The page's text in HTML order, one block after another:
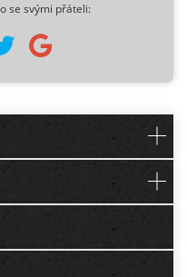
se svými přáteli: